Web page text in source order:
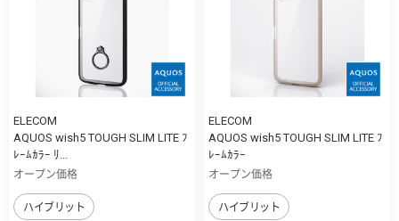
ELECOM
AQUOS wish5 TOUGH SLIM LITE ﾌ
ﾚｰﾑｶﾗｰ ﾘ...
オープン価格
ハイブリット
ELECOM
AQUOS wish5 TOUGH SLIM LITE ﾌ
ﾚｰﾑｶﾗｰ
オープン価格
ハイブリット